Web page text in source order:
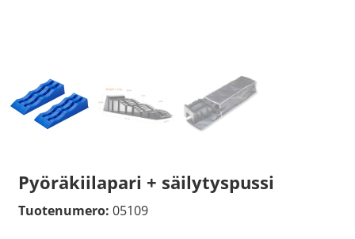
Pyöräkiilapari + säilytyspussi
Tuotenumero: 05109